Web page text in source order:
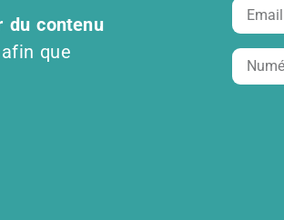
du contenu
que